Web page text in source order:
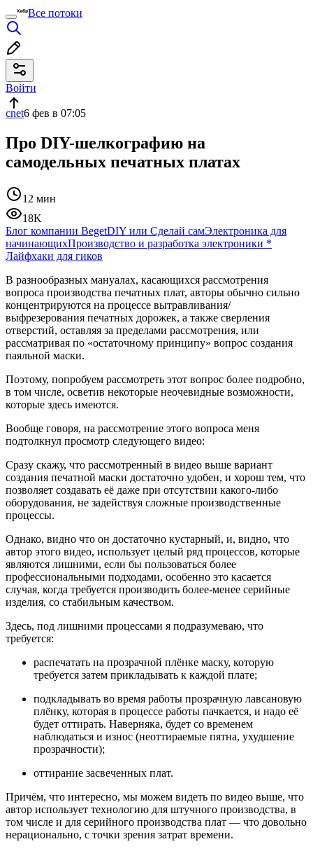
Все потоки
Войти
cnet6 фев в 07:05
Про DIY-шелкографию на
самодельных печатных платах
12 мин
18K
Блог компании BegetDIY или Сделай самЭлектроника для
начинающихПроизводство и разработка электроники *
Лайфхаки для гиков
В разнообразных мануалах, касающихся рассмотрения
вопроса производства печатных плат, авторы обычно сильно
концентрируются на процессе вытравливания/
выфрезерования печатных дорожек, а также сверления
отверстий, оставляя за пределами рассмотрения, или
рассматривая по «остаточному принципу» вопрос создания
паяльной маски.
Поэтому, попробуем рассмотреть этот вопрос более подробно,
в том числе, осветив некоторые неочевидные возможности,
которые здесь имеются.
Вообще говоря, на рассмотрение этого вопроса меня
подтолкнул просмотр следующего видео:
Сразу скажу, что рассмотренный в видео выше вариант
создания печатной маски достаточно удобен, и хорош тем, что
позволяет создавать её даже при отсутствии какого-либо
оборудования, не задействуя сложные производственные
процессы.
Однако, видно что он достаточно кустарный, и, видно, что
автор этого видео, использует целый ряд процессов, которые
являются лишними, если бы пользоваться более
профессиональными подходами, особенно это касается
случая, когда требуется производить более-менее серийные
изделия, со стабильным качеством.
Здесь, под лишними процессами я подразумеваю, что
требуется:
распечатать на прозрачной плёнке маску, которую
требуется затем прикладывать к каждой плате;
подкладывать во время работы прозрачную лавсановую
плёнку, которая в процессе работы пачкается, и надо её
будет оттирать. Наверняка, будет со временем
наблюдаться и износ (неоттираемые пятна, ухудшение
прозрачности);
оттирание засвеченных плат.
Причём, что интересно, мы можем видеть по видео выше, что
автор использует технологию для штучного производства, в
том числе и для серийного производства плат — что довольно
нерационально, с точки зрения затрат времени.